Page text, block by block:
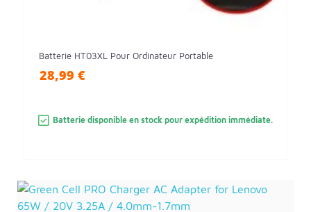
Batterie HT03XL Pour Ordinateur Portable
28,99 €
Batterie disponible en stock pour expédition immédiate.